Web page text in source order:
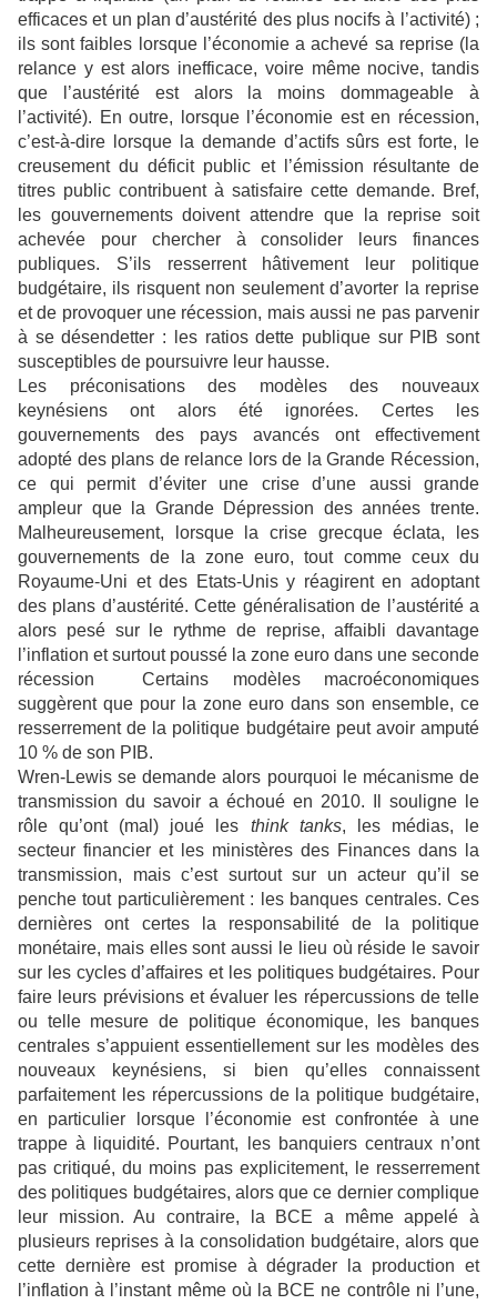
efficaces et un plan d’austérité des plus nocifs à l’activité) ;
ils sont faibles lorsque l’économie a achevé sa reprise (la
relance y est alors inefficace, voire même nocive, tandis
que l’austérité est alors la moins dommageable à
l’activité). En outre, lorsque l’économie est en récession,
c’est-à-dire lorsque la demande d’actifs sûrs est forte, le
creusement du déficit public et l’émission résultante de
titres public contribuent à satisfaire cette demande. Bref,
les gouvernements doivent attendre que la reprise soit
achevée pour chercher à consolider leurs finances
publiques. S’ils resserrent hâtivement leur politique
budgétaire, ils risquent non seulement d’avorter la reprise
et de provoquer une récession, mais aussi ne pas parvenir
à se désendetter : les ratios dette publique sur PIB sont
susceptibles de poursuivre leur hausse.
Les préconisations des modèles des nouveaux
keynésiens ont alors été ignorées. Certes les
gouvernements des pays avancés ont effectivement
adopté des plans de relance lors de la Grande Récession,
ce qui permit d’éviter une crise d’une aussi grande
ampleur que la Grande Dépression des années trente.
Malheureusement, lorsque la crise grecque éclata, les
gouvernements de la zone euro, tout comme ceux du
Royaume-Uni et des Etats-Unis y réagirent en adoptant
des plans d’austérité. Cette généralisation de l’austérité a
alors pesé sur le rythme de reprise, affaibli davantage
l’inflation et surtout poussé la zone euro dans une seconde
récession Certains modèles macroéconomiques
suggèrent que pour la zone euro dans son ensemble, ce
resserrement de la politique budgétaire peut avoir amputé
10 % de son PIB.
Wren-Lewis se demande alors pourquoi le mécanisme de
transmission du savoir a échoué en 2010. Il souligne le
rôle qu’ont (mal) joué les think tanks, les médias, le
secteur financier et les ministères des Finances dans la
transmission, mais c’est surtout sur un acteur qu’il se
penche tout particulièrement : les banques centrales. Ces
dernières ont certes la responsabilité de la politique
monétaire, mais elles sont aussi le lieu où réside le savoir
sur les cycles d’affaires et les politiques budgétaires. Pour
faire leurs prévisions et évaluer les répercussions de telle
ou telle mesure de politique économique, les banques
centrales s’appuient essentiellement sur les modèles des
nouveaux keynésiens, si bien qu’elles connaissent
parfaitement les répercussions de la politique budgétaire,
en particulier lorsque l’économie est confrontée à une
trappe à liquidité. Pourtant, les banquiers centraux n’ont
pas critiqué, du moins pas explicitement, le resserrement
des politiques budgétaires, alors que ce dernier complique
leur mission. Au contraire, la BCE a même appelé à
plusieurs reprises à la consolidation budgétaire, alors que
cette dernière est promise à dégrader la production et
l’inflation à l’instant même où la BCE ne contrôle ni l’une,